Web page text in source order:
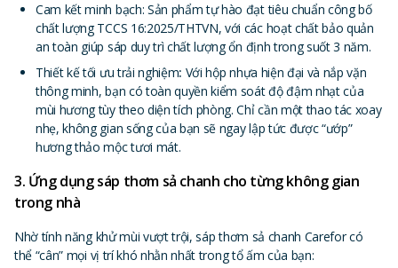
Cam kết minh bạch: Sản phẩm tự hào đạt tiêu chuẩn công bố
chất lượng TCCS 16:2025/THTVN, với các hoạt chất bảo quản
an toàn giúp sáp duy trì chất lượng ổn định trong suốt 3 năm.
Thiết kế tối ưu trải nghiệm: Với hộp nhựa hiện đại và nắp vặn
thông minh, bạn có toàn quyền kiểm soát độ đậm nhạt của
mùi hương tùy theo diện tích phòng. Chỉ cần một thao tác xoay
nhẹ, không gian sống của bạn sẽ ngay lập tức được “ướp”
hương thảo mộc tươi mát.
3. Ứng dụng sáp thơm sả chanh cho từng không gian
trong nhà
Nhờ tính năng khử mùi vượt trội, sáp thơm sả chanh Carefor có
thể “cân” mọi vị trí khó nhằn nhất trong tổ ấm của bạn: